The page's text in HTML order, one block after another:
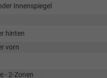
Innenspiegel
hinten
vorn
- 2-Zonen